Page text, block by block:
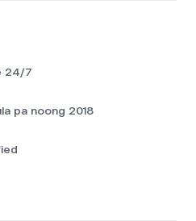
24/7
pa noong 2018